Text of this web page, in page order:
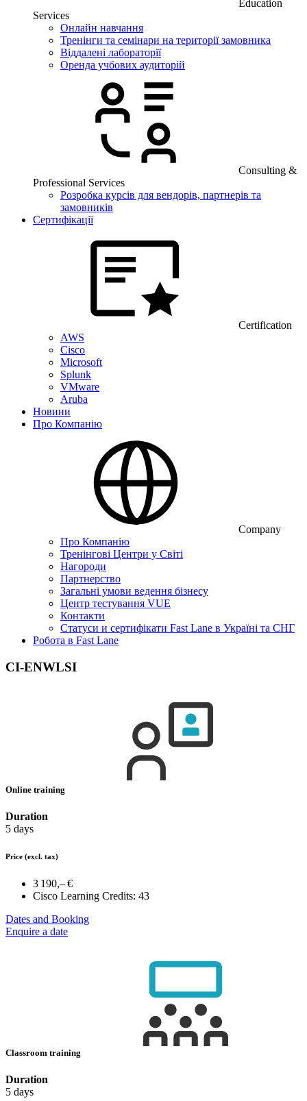
Education
Services
Онлайн навчання
Тренінги та семінари на території замовника
Віддалені лабораторії
Оренда учбових аудиторій
Consulting &
Professional Services
Розробка курсів для вендорів, партнерів та
замовників
Сертифікації
Certification
AWS
Cisco
Microsoft
Splunk
VMware
Aruba
Новини
Про Компанію
Company
Про Компанію
Тренінгові Центри у Світі
Нагороди
Партнерство
Загальні умови ведення бізнесу
Центр тестування VUE
Контакти
Статуси и сертифікати Fast Lane в Україні та СНГ
Робота в Fast Lane
CI-ENWLSI
Online training
Duration
5 days
Price (excl. tax)
3 190,– €
Cisco Learning Credits: 43
Dates and Booking
Enquire a date
Classroom training
Duration
5 days